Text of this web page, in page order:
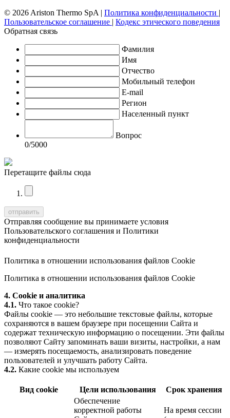
© 2026 Ariston Thermo SpA | Политика конфиденциальности |
Пользовательское соглашение | Кодекс этического поведения
Обратная связь
Фамилия
Имя
Отчество
Мобильный телефон
E-mail
Регион
Населенный пункт
Вопрос
0/5000
Перетащите файлы сюда
Отправляя сообщение вы принимаете условия
Пользовательского соглашения и Политики
конфиденциальности
Политика в отношении использования файлов Cookie
Политика в отношении использования файлов Cookie
4. Cookie и аналитика
4.1. Что такое cookie?
Файлы cookie — это небольшие текстовые файлы, которые
сохраняются в вашем браузере при посещении Сайта и
содержат техническую информацию о посещении. Эти файлы
позволяют Сайту запоминать ваши визиты, настройки, а нам
— измерять посещаемость, анализировать поведение
пользователей и улучшать работу Сайта.
4.2. Какие cookie мы используем
Вид cookie Цели использования
Срок хранения
Обеспечение
корректной работы
На время сессии